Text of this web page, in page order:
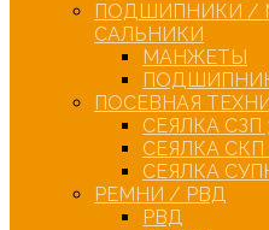
ПОДШИПНИКИ /
САЛЬНИКИ
МАНЖЕТЫ
ПОСЕВНАЯ
СЕЯЛКА СЗП
СЕЯЛКА СКП
СЕЯЛКА
РЕМНИ / РВД
РВД